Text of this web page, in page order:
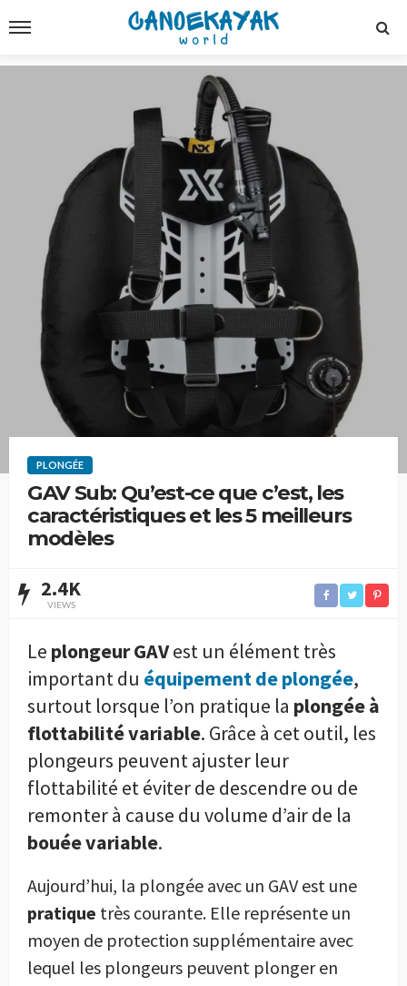
PLONGÉE
GAV Sub: Qu’est-ce que c’est, les
caractéristiques et les 5 meilleurs
modèles
2.4K
VIEWS
Le plongeur GAVest un élément très
important du équipement de plongée,
surtout lorsque l’on pratique la plongée à
flottabilité variable. Grâce à cet outil, les
plongeurs peuvent ajuster leur
flottabilité et éviter de descendre ou de
remonter à cause du volume d’air de la
bouée variable.
Aujourd’hui, la plongée avec un GAV est une
pratique très courante. Elle représente un
moyen de protection supplémentaire avec
lequel les plongeurs peuvent plonger en